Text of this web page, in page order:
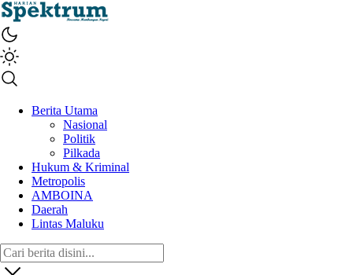
spektrumonline.com
Berita Utama
Nasional
Politik
Pilkada
Hukum & Kriminal
Metropolis
AMBOINA
Daerah
Lintas Maluku